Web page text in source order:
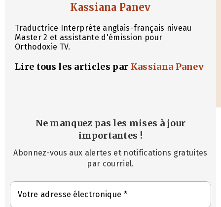
Kassiana Panev
Traductrice Interprète anglais-français niveau
Master 2 et assistante d'émission pour
Orthodoxie TV.
Lire tous les articles par Kassiana Panev
Ne manquez pas les mises à jour
importantes !
Abonnez-vous aux alertes et notifications gratuites
par courriel.